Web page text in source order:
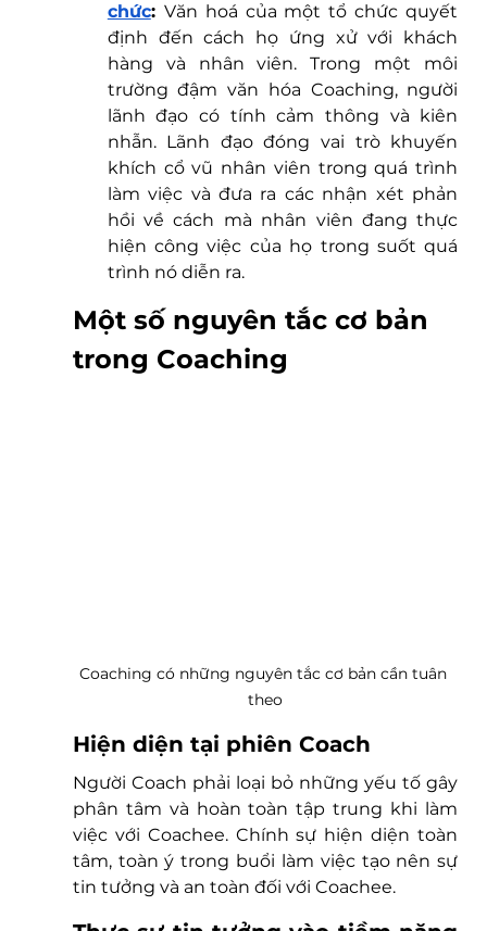
chức: Văn hoá của một tổ chức quyết
định đến cách họ ứng xử với khách
hàng và nhân viên. Trong một môi
trường đậm văn hóa Coaching, người
lãnh đạo có tính cảm thông và kiên
nhẫn. Lãnh đạo đóng vai trò khuyến
khích cổ vũ nhân viên trong quá trình
làm việc và đưa ra các nhận xét phản
hồi về cách mà nhân viên đang thực
hiện công việc của họ trong suốt quá
trình nó diễn ra.
Một số nguyên tắc cơ bản
trong Coaching
Coaching có những nguyên tắc cơ bản cần tuân
theo
Hiện diện tại phiên Coach
Người Coach phải loại bỏ những yếu tố gây
phân tâm và hoàn toàn tập trung khi làm
việc với Coachee. Chính sự hiện diện toàn
tâm, toàn ý trong buổi làm việc tạo nên sự
tin tưởng và an toàn đối với Coachee.